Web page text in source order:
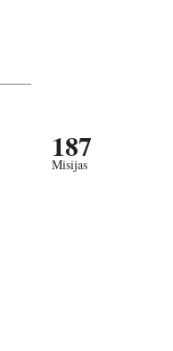
187
Misijas